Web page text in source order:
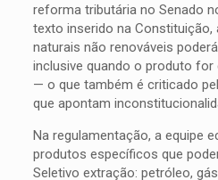
reforma tributária no Senado
texto inserido na
naturais não renováveis
inclusive quando o produto
— o que também é criticado
que apontam
Na regulamentação, a equipe
produtos específicos que
Seletivo extração: petróleo,